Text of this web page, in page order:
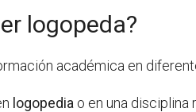
logopeda?
académica en
logopedia o en una